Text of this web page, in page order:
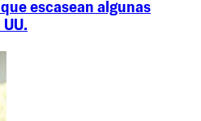
escasean algunas